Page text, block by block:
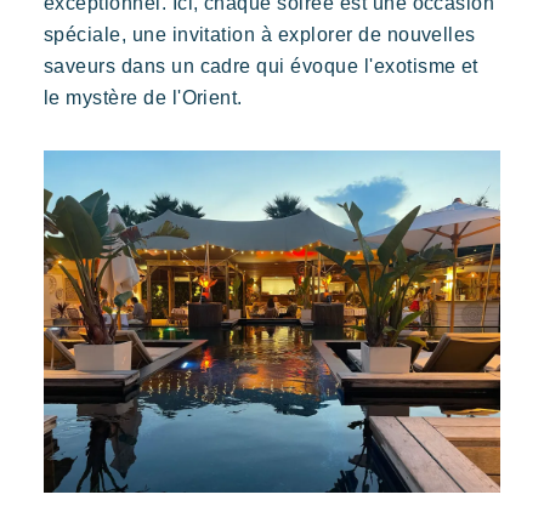
Toison d’Or
spéciale, une invitation à explorer de nouvelles
saveurs dans un cadre qui évoque l'exotisme et
le mystère de l'Orient.